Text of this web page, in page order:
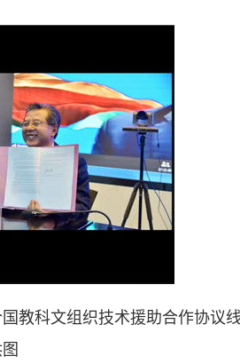
教科文组织技术援助合作协议